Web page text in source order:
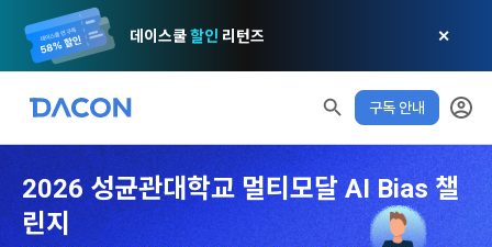
데이스쿨할인 리턴즈 ✕
구독 안내
MY XP XP 안내
LEVEL 1 다음 레벨까지150 XP
이용약관
제 1 조 (목적)
개인정보 처리방침
데이콘 개인정보 처리방침
마케팅 정보 수신 동의
1. 광고성 정보의 이용목적
2026 성균관대학교 멀티모달 AI Bias 챌
린지